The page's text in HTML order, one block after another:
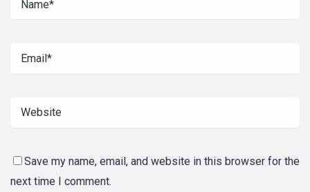
Save my name, email, and website in this browser for the
next time I comment.